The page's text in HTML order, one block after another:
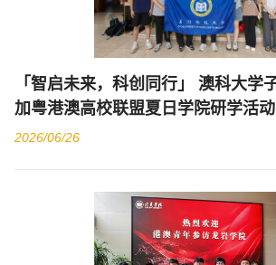
「智启未来，科创同行」 澳科大学子赴中山大学参
加粤港澳高校联盟夏日学院研学活动
2026/06/26